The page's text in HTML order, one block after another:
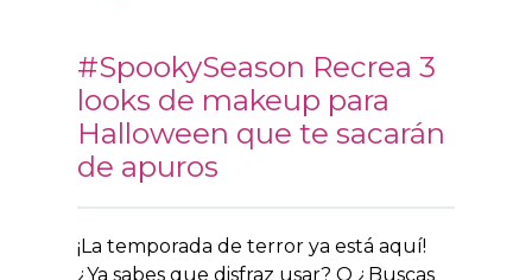
#SpookySeason Recrea 3
looks de makeup para
Halloween que te sacarán
de apuros
¡La temporada de terror ya está aquí!
¿Ya sabes que disfraz usar? O ¿Buscas